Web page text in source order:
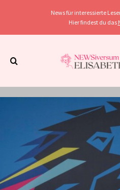
News für interessierte
Hier findest du das